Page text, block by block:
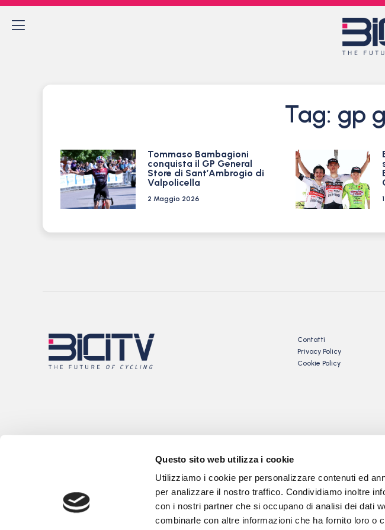
Questo sito web utilizza i cookie
Utilizziamo i cookie per personalizzare contenuti ed
per analizzare il nostro traffico. Condividiamo inoltre
con i nostri partner che si occupano di analisi dei dati
combinarle con altre informazioni che ha fornito loro o
Tag: gp
Tommaso Bambagioni
conquista il GP General
Store di Sant’Ambrogio di
Valpolicella
2 Maggio 2026
Contatti
Privacy Policy
Cookie Policy